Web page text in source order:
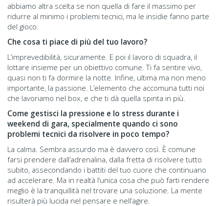
abbiamo altra scelta se non quella di fare il massimo per
ridurre al minimo i problemi tecnici, ma le insidie fanno parte
del gioco.
Che cosa ti piace di più del tuo lavoro?
L’imprevedibilità, sicuramente. E poi il lavoro di squadra, il
lottare insieme per un obiettivo comune. Ti fa sentire vivo,
quasi non ti fa dormire la notte. Infine, ultima ma non meno
importante, la passione. L’elemento che accomuna tutti noi
che lavoriamo nel box, e che ti dà quella spinta in più.
Come gestisci la pressione e lo stress durante i
weekend di gara, specialmente quando ci sono
problemi tecnici da risolvere in poco tempo?
La calma. Sembra assurdo ma è davvero così. È comune
farsi prendere dall’adrenalina, dalla fretta di risolvere tutto
subito, assecondando i battiti del tuo cuore che continuano
ad accelerare. Ma in realtà l’unica cosa che può farti rendere
meglio è la tranquillità nel trovare una soluzione. La mente
risulterà più lucida nel pensare e nell’agire.